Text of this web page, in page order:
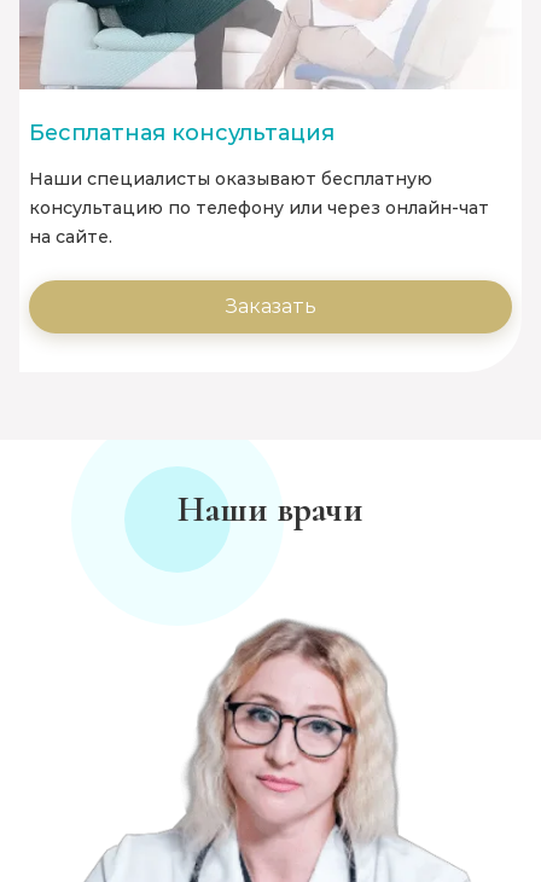
Бесплатная консультация
Наши специалисты оказывают бесплатную
консультацию по телефону или через онлайн-чат
на сайте.
Заказать
Наши врачи